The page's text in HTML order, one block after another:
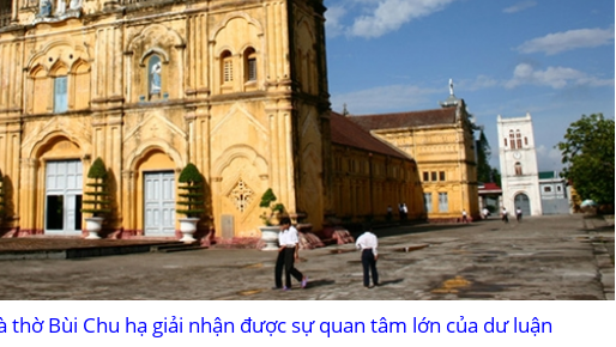
thờ Bùi Chu hạ giải nhận được sự quan tâm lớn của dư luận